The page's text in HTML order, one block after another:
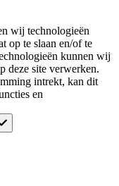
wij technologieën
op te slaan en/of te
kunnen wij
deze site verwerken.
intrekt, kan dit
en